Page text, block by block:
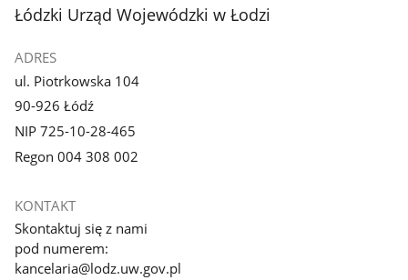
stopka
Łódzki Urząd Wojewódzki w Łodzi
ADRES
ul. Piotrkowska 104
90-926 Łódź
NIP 725-10-28-465
Regon 004 308 002
KONTAKT
Skontaktuj się z nami
pod numerem:
kancelaria@lodz.uw.gov.pl